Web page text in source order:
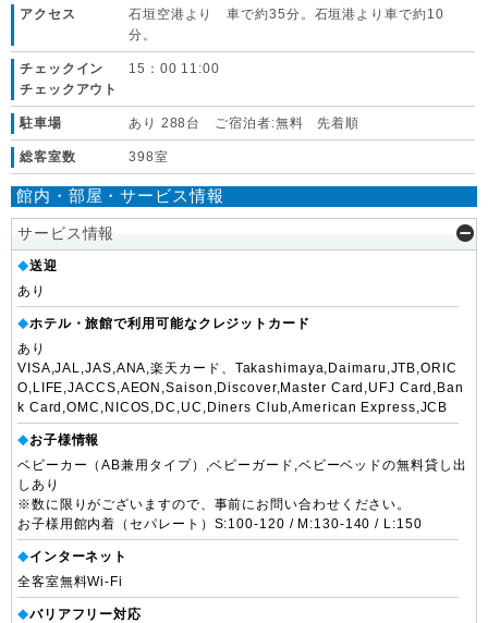
アクセス
石垣空港より 車で約35分。石垣港より車で約10
分。
チェックイン
チェックアウト
15：00 11:00
駐車場 あり 288台 ご宿泊者:無料 先着順
総客室数 398室
館内・部屋・サービス情報
サービス情報
◆送迎
あり
◆ホテル・旅館で利用可能なクレジットカード
あり
VISA,JAL,JAS,ANA,楽天カード、Takashimaya,Daimaru,JTB,ORIC
O,LIFE,JACCS,AEON,Saison,Discover,Master Card,UFJ Card,Ban
k Card,OMC,NICOS,DC,UC,Diners Club,American Express,JCB
◆お子様情報
ベビーカー（AB兼用タイプ）,ベビーガード,ベビーベッドの無料貸し出
しあり
※数に限りがございますので、事前にお問い合わせください。
お子様用館内着（セパレート）S:100-120 / M:130-140 / L:150
◆インターネット
全客室無料Wi-Fi
◆バリアフリー対応